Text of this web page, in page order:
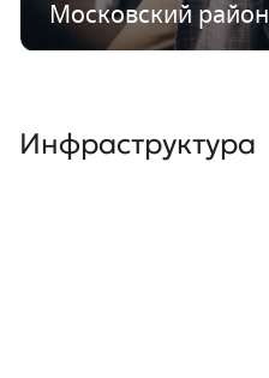
Московский район
Инфраструктура